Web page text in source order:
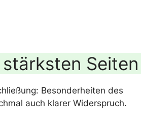
Seiten
Besonderheiten des
auch klarer Widerspruch.